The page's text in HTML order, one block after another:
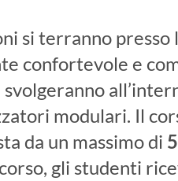
si terranno presso
confortevole e
svolgeranno
modulari. Il
da un massimo di
gli studenti